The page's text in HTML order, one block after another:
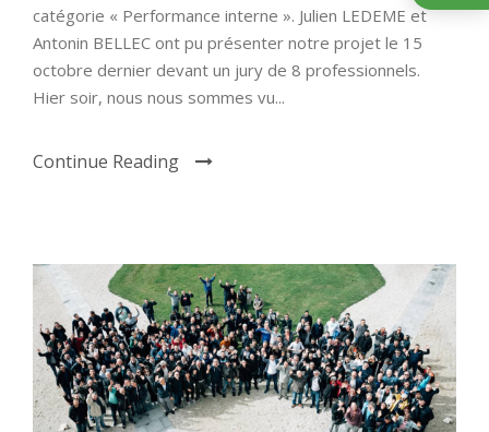
catégorie « Performance interne ». Julien LEDEME et
Antonin BELLEC ont pu présenter notre projet le 15
octobre dernier devant un jury de 8 professionnels.
Hier soir, nous nous sommes vu...
Continue Reading